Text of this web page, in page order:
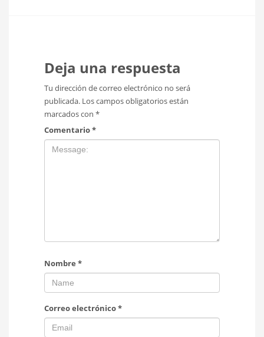
Deja una respuesta
Tu dirección de correo electrónico no será
publicada. Los campos obligatorios están
marcados con *
Comentario*
Nombre *
Correo electrónico*